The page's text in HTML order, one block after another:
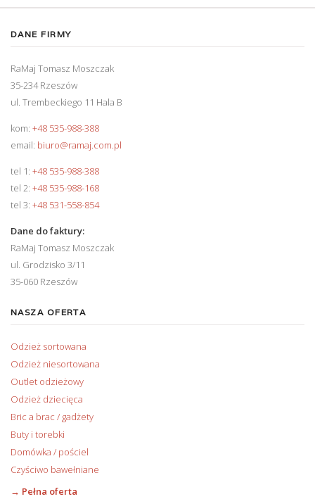
DANE FIRMY
RaMaj Tomasz Moszczak
35-234 Rzeszów
ul. Trembeckiego 11 Hala B
kom: +48 535-988-388
email: biuro@ramaj.com.pl
tel 1: +48 535-988-388
tel 2: +48 535-988-168
tel 3: +48 531-558-854
Dane do faktury:
RaMaj Tomasz Moszczak
ul. Grodzisko 3/11
35-060 Rzeszów
NASZA OFERTA
Odzież sortowana
Odzież niesortowana
Outlet odzieżowy
Odzież dziecięca
Bric a brac / gadżety
Buty i torebki
Domówka / pościel
Czyściwo bawełniane
→ Pełna oferta